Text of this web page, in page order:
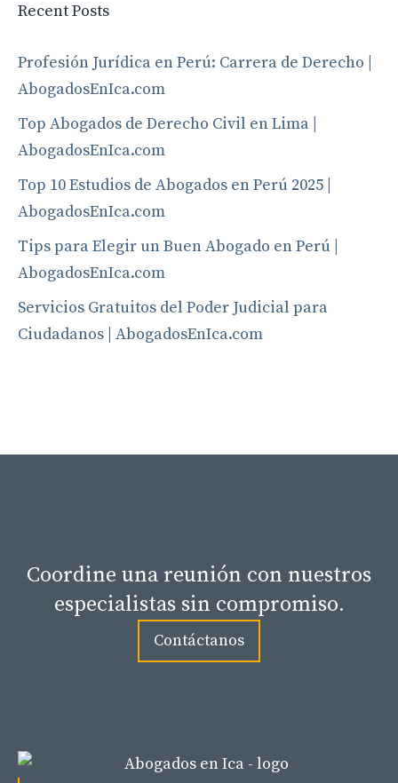
Recent Posts
Profesión Jurídica en Perú: Carrera de Derecho |
AbogadosEnIca.com
Top Abogados de Derecho Civil en Lima |
AbogadosEnIca.com
Top 10 Estudios de Abogados en Perú 2025 |
AbogadosEnIca.com
Tips para Elegir un Buen Abogado en Perú |
AbogadosEnIca.com
Servicios Gratuitos del Poder Judicial para
Ciudadanos | AbogadosEnIca.com
Coordine una reunión con nuestros
especialistas sin compromiso.
Contáctanos